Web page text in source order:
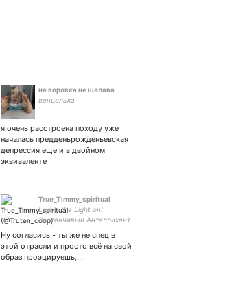
не воровка не шалава
венцелька
я очень расстроена походу уже
началась предденьрожденьевская
депрессия еще и в двойном
эквиваленте
True_Timmy_spiritual
Leave the Light on!
Застенчивый Антеллихент,
КПСС(Щ), служивый Роя
Ну согласись - ты же не спец в
этой отрасли и просто всё на свой
образ проэцируешь,…